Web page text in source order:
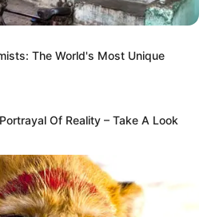
The World's Most Unique
Of Reality – Take A Look